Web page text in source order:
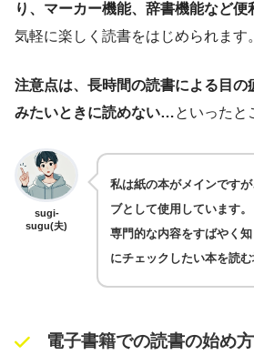
り、マーカー機能、辞書機能など便
気軽に楽しく読書をはじめられます。
注意点は、長時間の読書による目の
みたいときに読めない…といったと
sugi-
sugu(夫)
私は紙の本がメインです
ブとして使用しています。
専門的な内容をすばやく
にチェックしたい本を読む
電子書籍での読書の始め方